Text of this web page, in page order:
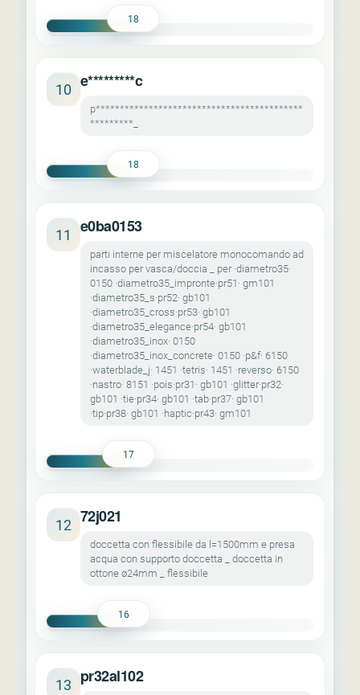
18
10 e*********c
p*******************************************
*********_
18
11 e0ba0153
parti interne per miscelatore monocomando ad
incasso per vasca/doccia _ per ·diametro35·
0150 ·diametro35_impronte·pr51· gm101
·diametro35_s·pr52· gb101
·diametro35_cross·pr53· gb101
·diametro35_elegance·pr54· gb101
·diametro35_inox· 0150
·diametro35_inox_concrete· 0150 ·p&f· 6150
·waterblade_j· 1451 ·tetris· 1451 ·reverso· 6150
·nastro· 8151 ·pois·pr31· gb101 ·glitter·pr32·
gb101 ·tie·pr34· gb101 ·tab·pr37· gb101
·tip·pr38· gb101 ·haptic·pr43· gm101
17
12 72j021
doccetta con flessibile da l=1500mm e presa
acqua con supporto doccetta _ doccetta in
ottone ø24mm _ flessibile
16
13 pr32al102